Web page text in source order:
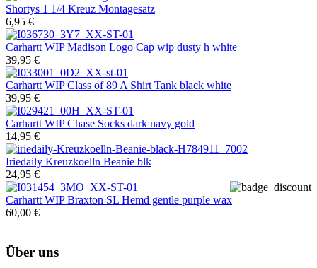
Shortys 1 1/4 Kreuz Montagesatz
6,95 €
Carhartt WIPMadison Logo Cap wip dusty h white
39,95 €
Carhartt WIPClass of 89 A Shirt Tank black white
39,95 €
Carhartt WIPChase Socks dark navy gold
14,95 €
Iriedaily Kreuzkoelln Beanie blk
24,95 €
Carhartt WIPBraxton SL Hemd gentle purple wax
60,00 €
Über uns